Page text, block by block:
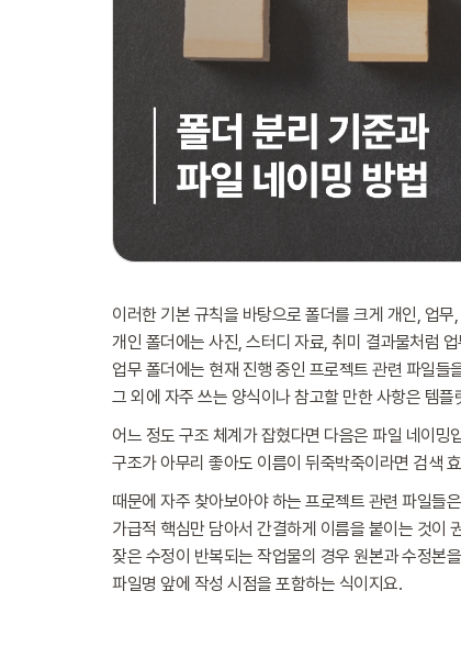
이러한 기본 규칙을 바탕으로 폴더를 크게 개인, 업
개인 폴더에는 사진, 스터디 자료, 취미 결과물처럼
업무 폴더에는 현재 진행 중인 프로젝트 관련 파일
그 외에 자주 쓰는 양식이나 참고할 만한 사항은 템
어느 정도 구조 체계가 잡혔다면 다음은 파일 네이밍
구조가 아무리 좋아도 이름이 뒤죽박죽이라면 검색
때문에 자주 찾아보아야 하는 프로젝트 관련 파일들은
가급적 핵심만 담아서 간결하게 이름을 붙이는 것이
잦은 수정이 반복되는 작업물의 경우 원본과 수정본
파일명 앞에 작성 시점을 포함하는 식이지요.